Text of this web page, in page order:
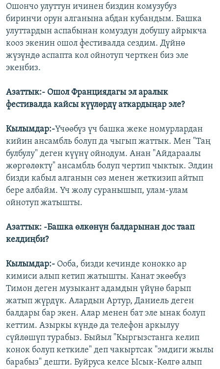
Ошончо улуттун ичинен биздин комузубуз
биринчи орун алганына абдан кубандым. Башка
улуттардын аспабынан комуздун добушу айрыкча
кооз экенин ошол фестивалда сездим. Дүйнө
жүзүндө аспапта кол ойнотуп черткен биз эле
экенбиз.
Азаттык:- Ошол Франциядагы эл аралык
фестивалда кайсы күүлөрдү аткардыңар эле?
Кылымдар:-Үчөөбүз үч башка жеке номурлардан
кийин ансамбль болуп да чыгып жаттык. Мен "Таң
булбулу" деген күүнү ойнодум. Анан "Айдараалы
жөргөлөктү" ансамбль болуп чертип чыктык. Элдин
бизди кабыл алганын сөз менен жеткизип айтып
бере албайм. Үч жолу суранышып, улам-улам
ойнотуп жатышты.
Азаттык: -Башка өлкөнүн балдарынан дос таап
келдиңби?
Кылымдар:- Ооба, бизди кечинде конокко ар
кимиси алып кетип жатышты. Канат экөөбүз
Тимон деген музыкант адамдын үйүнө барып
жатып жүрдүк. Алардын Артур, Даниель деген
балдары бар экен. Алар менен бат эле ынак болуп
кеттим. Азыркы күндө да телефон аркылуу
сүйлөшүп турабыз. Быйыл "Кыргызстанга келип
конок болуп кеткиле" деп чакыртсак "эмдиги жылы
барабыз" дешти. Буйруса келсе Ысык-Көлгө алып